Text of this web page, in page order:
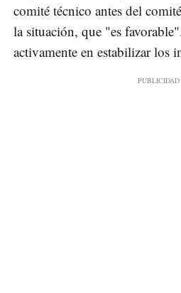
comité técnico antes del
la situación, que "es
activamente en estabilizar los